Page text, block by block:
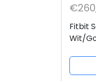
Fitbit
Wit/